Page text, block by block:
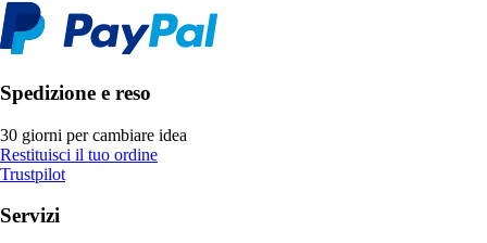
Spedizione e reso
30 giorni per cambiare idea
Restituisci il tuo ordine
Trustpilot
Servizi